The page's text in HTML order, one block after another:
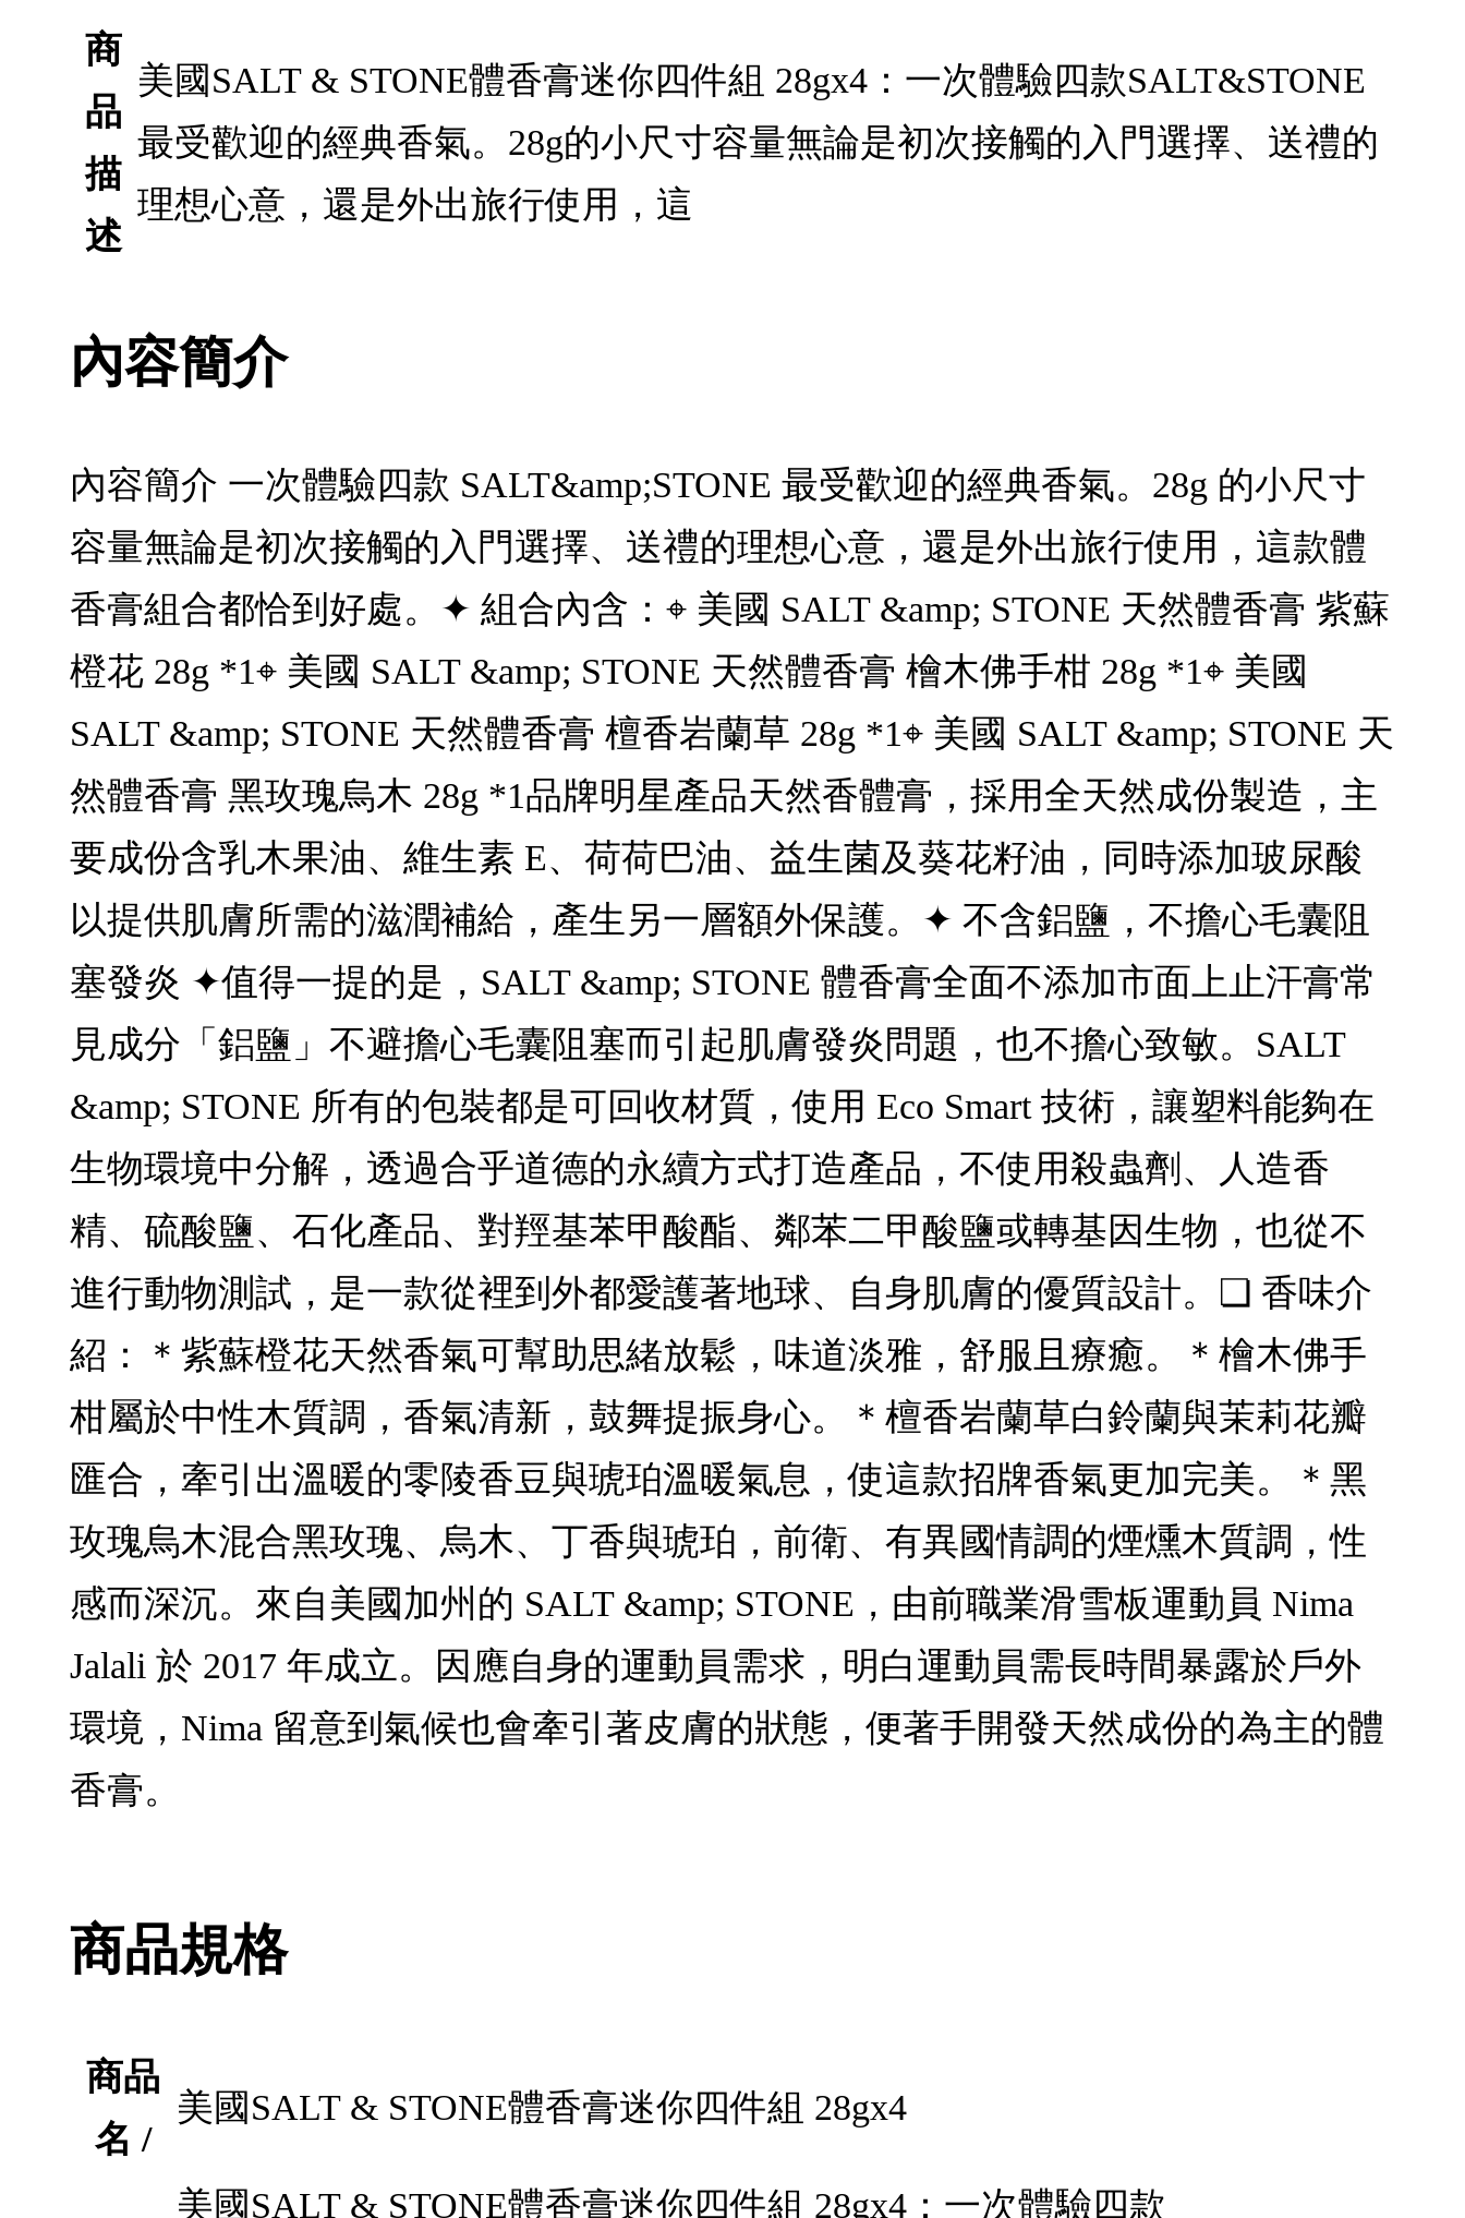
商
品
描
述
美國SALT & STONE體香膏迷你四件組 28gx4：一次體驗四款SALT&STONE
最受歡迎的經典香氣。28g的小尺寸容量無論是初次接觸的入門選擇、送禮的
理想心意，還是外出旅行使用，這
內容簡介
內容簡介 一次體驗四款 SALT&amp;STONE 最受歡迎的經典香氣。28g 的小尺寸
容量無論是初次接觸的入門選擇、送禮的理想心意，還是外出旅行使用，這款體
香膏組合都恰到好處。✦ 組合內含：⌖ 美國 SALT &amp; STONE 天然體香膏 紫蘇
橙花 28g *1⌖ 美國 SALT &amp; STONE 天然體香膏 檜木佛手柑 28g *1⌖ 美國
SALT &amp; STONE 天然體香膏 檀香岩蘭草 28g *1⌖ 美國 SALT &amp; STONE 天
然體香膏 黑玫瑰烏木 28g *1品牌明星產品天然香體膏，採用全天然成份製造，主
要成份含乳木果油、維生素 E、荷荷巴油、益生菌及葵花籽油，同時添加玻尿酸
以提供肌膚所需的滋潤補給，產生另一層額外保護。✦ 不含鋁鹽，不擔心毛囊阻
塞發炎 ✦值得一提的是，SALT &amp; STONE 體香膏全面不添加市面上止汗膏常
見成分「鋁鹽」不避擔心毛囊阻塞而引起肌膚發炎問題，也不擔心致敏。SALT
&amp; STONE 所有的包裝都是可回收材質，使用 Eco Smart 技術，讓塑料能夠在
生物環境中分解，透過合乎道德的永續方式打造產品，不使用殺蟲劑、人造香
精、硫酸鹽、石化產品、對羥基苯甲酸酯、鄰苯二甲酸鹽或轉基因生物，也從不
進行動物測試，是一款從裡到外都愛護著地球、自身肌膚的優質設計。❏ 香味介
紹：＊紫蘇橙花天然香氣可幫助思緒放鬆，味道淡雅，舒服且療癒。＊檜木佛手
柑屬於中性木質調，香氣清新，鼓舞提振身心。＊檀香岩蘭草白鈴蘭與茉莉花瓣
匯合，牽引出溫暖的零陵香豆與琥珀溫暖氣息，使這款招牌香氣更加完美。＊黑
玫瑰烏木混合黑玫瑰、烏木、丁香與琥珀，前衛、有異國情調的煙燻木質調，性
感而深沉。來自美國加州的 SALT &amp; STONE，由前職業滑雪板運動員 Nima
Jalali 於 2017 年成立。因應自身的運動員需求，明白運動員需長時間暴露於戶外
環境，Nima 留意到氣候也會牽引著皮膚的狀態，便著手開發天然成份的為主的體
香膏。
商品規格
商品
名 /
美國SALT & STONE體香膏迷你四件組 28gx4
美國SALT & STONE體香膏迷你四件組 28gx4：一次體驗四款